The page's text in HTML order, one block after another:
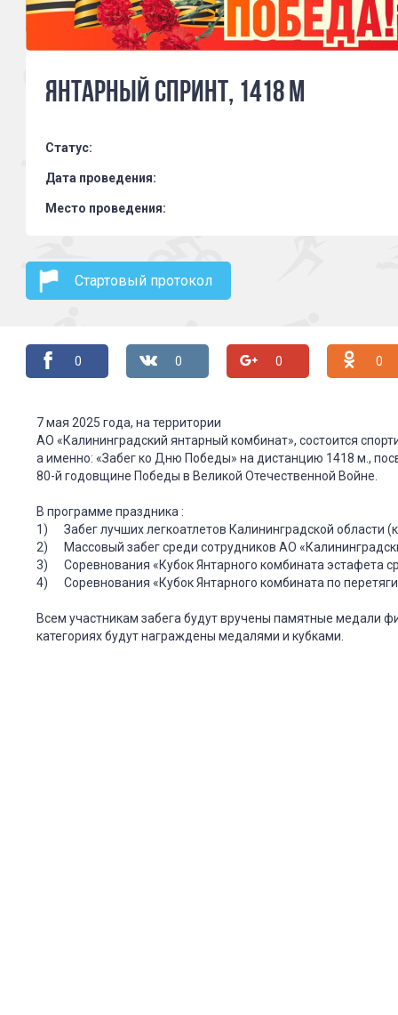
Янтарный спринт, 1418 м
Статус:
Дата проведения:
Место проведения:
Стартовый протокол
0 0 0 0
7 мая 2025 года, на территории
АО «Калининградский янтарный комбинат», состоится
а именно: «Забег ко Дню Победы» на дистанцию 1418 м.,
80-й годовщине Победы в Великой Отечественной Войне.
В программе праздника :
1) Забег лучших легкоатлетов Калининградской области
2) Массовый забег среди сотрудников АО
3) Соревнования «Кубок Янтарного комбината эстафета
4) Соревнования «Кубок Янтарного комбината по
Всем участникам забега будут вручены памятные медали
категориях будут награждены медалями и кубками.